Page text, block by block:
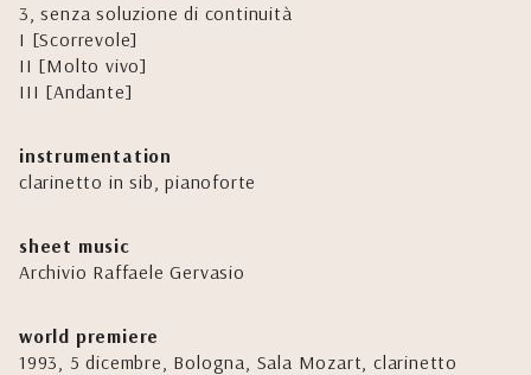
3, senza soluzione di continuità
I [Scorrevole]
II [Molto vivo]
III [Andante]
instrumentation
clarinetto in sib, pianoforte
sheet music
Archivio Raffaele Gervasio
world premiere
1993, 5 dicembre, Bologna, Sala Mozart, clarinetto